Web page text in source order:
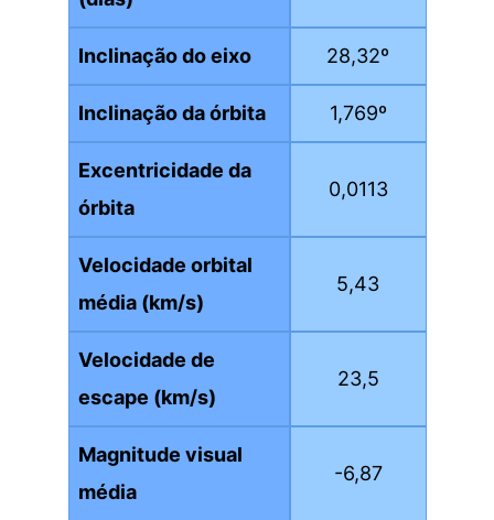
Inclinação do eixo 28,32º
Inclinação da órbita 1,769º
Excentricidade da
órbita
0,0113
Velocidade orbital
média (km/s)
5,43
Velocidade de
escape (km/s)
23,5
Magnitude visual
média
-6,87